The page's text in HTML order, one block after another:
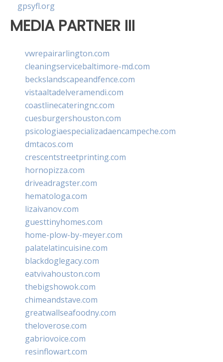
gpsyfl.org
MEDIA PARTNER III
vwrepairarlington.com
cleaningservicebaltimore-md.com
beckslandscapeandfence.com
vistaaltadelveramendi.com
coastlinecateringnc.com
cuesburgershouston.com
psicologiaespecializadaencampeche.com
dmtacos.com
crescentstreetprinting.com
hornopizza.com
driveadragster.com
hematologa.com
lizaivanov.com
guesttinyhomes.com
home-plow-by-meyer.com
palatelatincuisine.com
blackdoglegacy.com
eatvivahouston.com
thebigshowok.com
chimeandstave.com
greatwallseafoodny.com
theloverose.com
gabriovoice.com
resinflowart.com